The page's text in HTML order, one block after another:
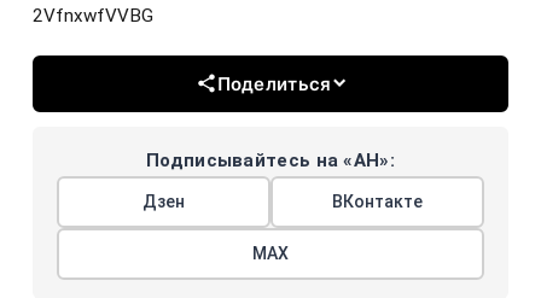
2VfnxwfVVBG
Поделиться
Подписывайтесь на «АН»:
Дзен ВКонтакте
МАХ